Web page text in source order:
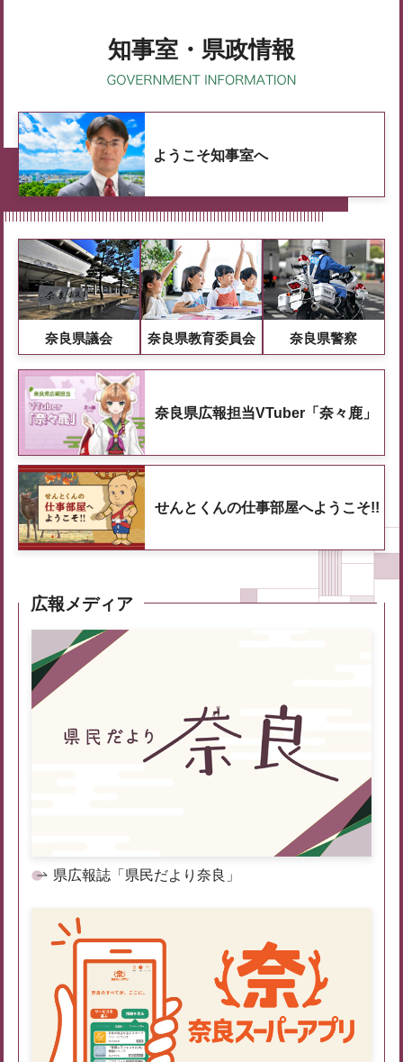
知事室・県政情報
ようこそ知事室へ
奈良県議会 奈良県教育委員会 奈良県警察
奈良県広報担当VTuber「奈々鹿」
せんとくんの仕事部屋へようこそ!!
広報メディア
県広報誌「県民だより奈良」